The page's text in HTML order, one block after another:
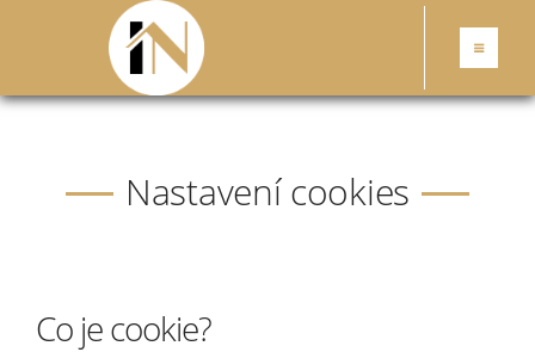
Nastavení cookies
Co je cookie?